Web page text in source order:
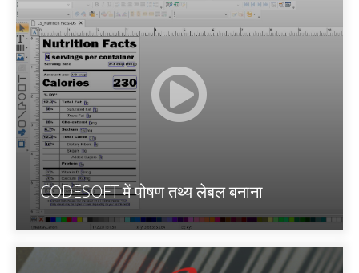
CODESOFT में पोषण तथ्य लेबल बनाना